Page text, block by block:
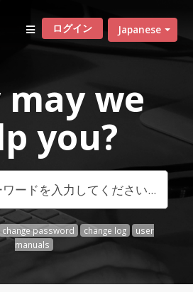
Japanese
ログイン
we
you?
change password change log
user
manuals